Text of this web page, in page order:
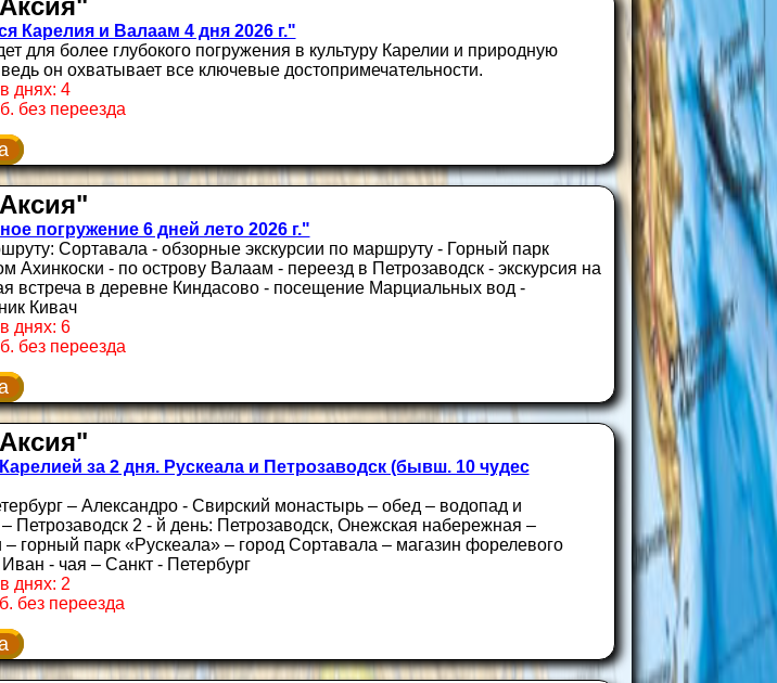
Карелия и Валаам 4 дня 2026 г."
для более глубокого погружения в культуру Карелии и природную
он охватывает все ключевые достопримечательности.
днях: 4
без переезда
погружение 6 дней лето 2026 г."
Сортавала - обзорные экскурсии по маршруту - Горный парк
Ахинкоски - по острову Валаам - переезд в Петрозаводск - экскурсия на
встреча в деревне Киндасово - посещение Марциальных вод -
Кивач
днях: 6
без переезда
за 2 дня. Рускеала и Петрозаводск (бывш. 10 чудес
– Александро - Свирский монастырь – обед – водопад и
Петрозаводск 2 - й день: Петрозаводск, Онежская набережная –
горный парк «Рускеала» – город Сортавала – магазин форелевого
- чая – Санкт - Петербург
днях: 2
без переезда